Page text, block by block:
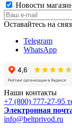
Новости
Оставайтесь на
Telegram
WhatsApp
Наши контакты
+7 (800) 777-27-95
Электронная
info@beltprivod.ru